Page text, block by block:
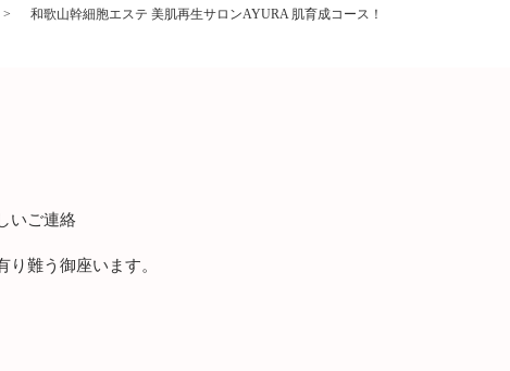
和歌山幹細胞エステ 美肌再生サロンAYURA 肌育成コース！
いご連絡
難う御座います。